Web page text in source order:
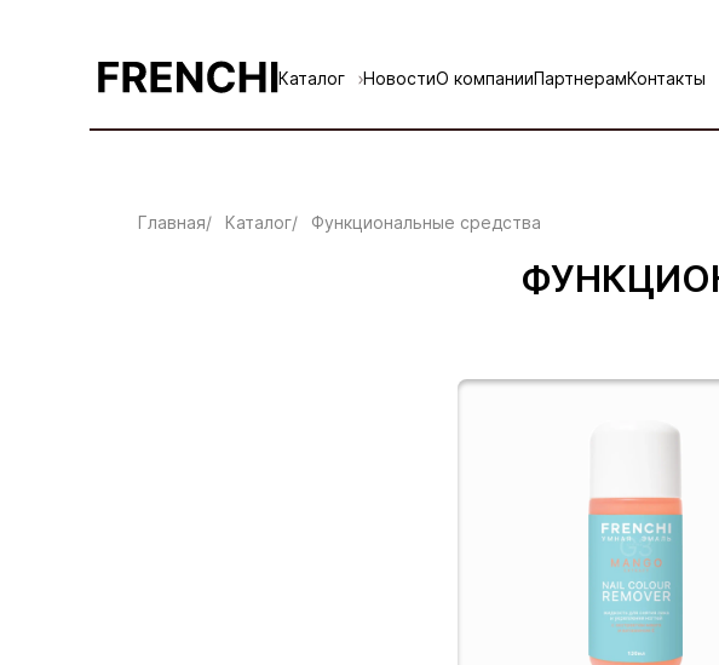
Каталог НовостиО компанииПартнерамКонтакты
Главная Каталог Функциональные средства